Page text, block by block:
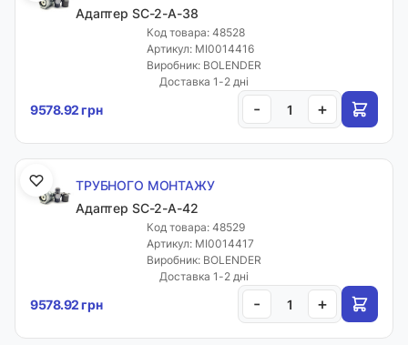
Адаптер SC-2-A-38
Код товара: 48528
Артикул: MI0014416
Виробник: BOLENDER
Доставка 1-2 дні
9578.92 грн - +
ТРУБНОГО МОНТАЖУ
Адаптер SC-2-A-42
Код товара: 48529
Артикул: MI0014417
Виробник: BOLENDER
Доставка 1-2 дні
9578.92 грн - +